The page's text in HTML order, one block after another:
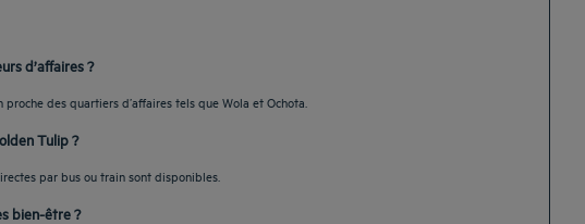
d’affaires ?
des quartiers d’affaires tels que Wola et Ochota.
Tulip ?
par bus ou train sont disponibles.
bien-être ?